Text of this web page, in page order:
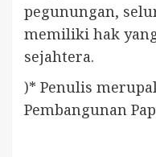
pegunungan,
memiliki hak
sejahtera.
)* Penulis
Pembangunan